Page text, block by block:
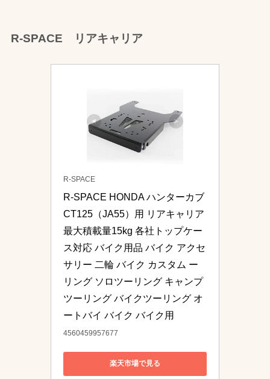
R-SPACE リアキャリア
R-SPACE
R-SPACE HONDA ハンターカブ
CT125（JA55）用 リアキャリア
最大積載量15kg 各社トップケー
ス対応 バイク用品 バイク アクセ
サリー 二輪 バイク カスタム ー
リング ソロツーリング キャンプ
ツーリング バイクツーリング オ
ートバイ バイク バイク用
4560459957677
楽天市場で見る